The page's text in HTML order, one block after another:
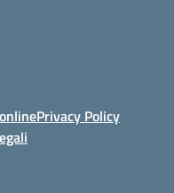
Privacy Policy